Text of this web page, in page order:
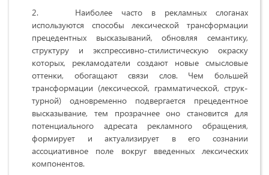
Наиболее часто в рекламных слоганах
используются способы лексической трансформации
прецедентных высказываний, обновляя семантику,
структуру и экспрессивнo-стилистическую окраску
которых, рекламодатели создают новые смысловые
оттенки, обогащают связи слов. Чем большей
трансформации (лексической, грамматической, струк­
турной) одновременно подвергается преце­дентное
высказывание, тем прозрачнее оно становится для
потенциального адресата рекламного обращения,
формирует и актуализирует в его сознании
ассоциативное поле вокруг введенных лексических
компонентов.